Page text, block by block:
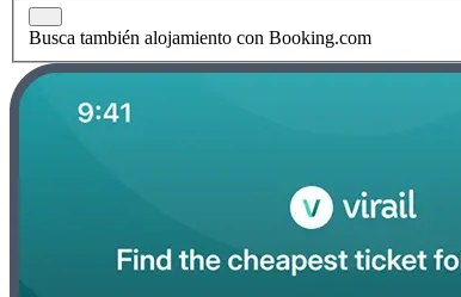
Busca también alojamiento con Booking.com